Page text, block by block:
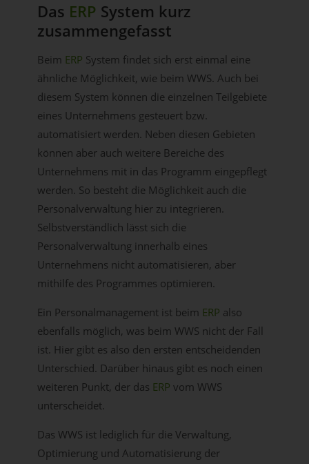
Das ERP System kurz
zusammengefasst
Beim ERP System findet sich erst einmal eine
ähnliche Möglichkeit, wie beim WWS. Auch bei
diesem System können die einzelnen Teilgebiete
eines Unternehmens gesteuert bzw.
automatisiert werden. Neben diesen Gebieten
können aber auch weitere Bereiche des
Unternehmens mit in das Programm eingepflegt
werden. So besteht die Möglichkeit auch die
Personalverwaltung hier zu integrieren.
Selbstverständlich lässt sich die
Personalverwaltung innerhalb eines
Unternehmens nicht automatisieren, aber
mithilfe des Programmes optimieren.
Ein Personalmanagement ist beim ERP also
ebenfalls möglich, was beim WWS nicht der Fall
ist. Hier gibt es also den ersten entscheidenden
Unterschied. Darüber hinaus gibt es noch einen
weiteren Punkt, der das ERP vom WWS
unterscheidet.
Das WWS ist lediglich für die Verwaltung,
Optimierung und Automatisierung der